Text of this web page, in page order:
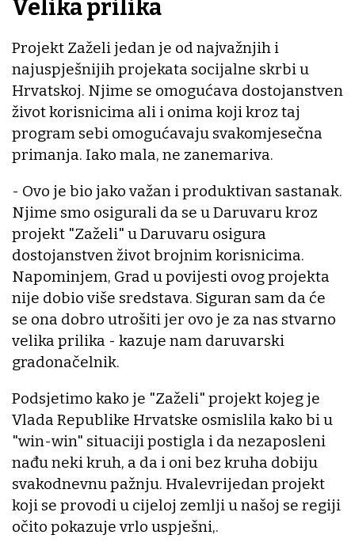
Velika prilika
Projekt Zaželi jedan je od najvažnjih i
najuspješnijih projekata socijalne skrbi u
Hrvatskoj. Njime se omogućava dostojanstven
život korisnicima ali i onima koji kroz taj
program sebi omogućavaju svakomjesečna
primanja. Iako mala, ne zanemariva.
- Ovo je bio jako važan i produktivan sastanak.
Njime smo osigurali da se u Daruvaru kroz
projekt "Zaželi" u Daruvaru osigura
dostojanstven život brojnim korisnicima.
Napominjem, Grad u povijesti ovog projekta
nije dobio više sredstava. Siguran sam da će
se ona dobro utrošiti jer ovo je za nas stvarno
velika prilika - kazuje nam daruvarski
gradonačelnik.
Podsjetimo kako je "Zaželi" projekt kojeg je
Vlada Republike Hrvatske osmislila kako bi u
"win-win" situaciji postigla i da nezaposleni
nađu neki kruh, a da i oni bez kruha dobiju
svakodnevnu pažnju. Hvalevrijedan projekt
koji se provodi u cijeloj zemlji u našoj se regiji
očito pokazuje vrlo uspješni,.